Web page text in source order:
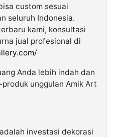
custom sesuai
seluruh Indonesia.
kami, konsultasi
jual profesional di
Anda lebih indah dan
unggulan Amik Art
investasi dekorasi